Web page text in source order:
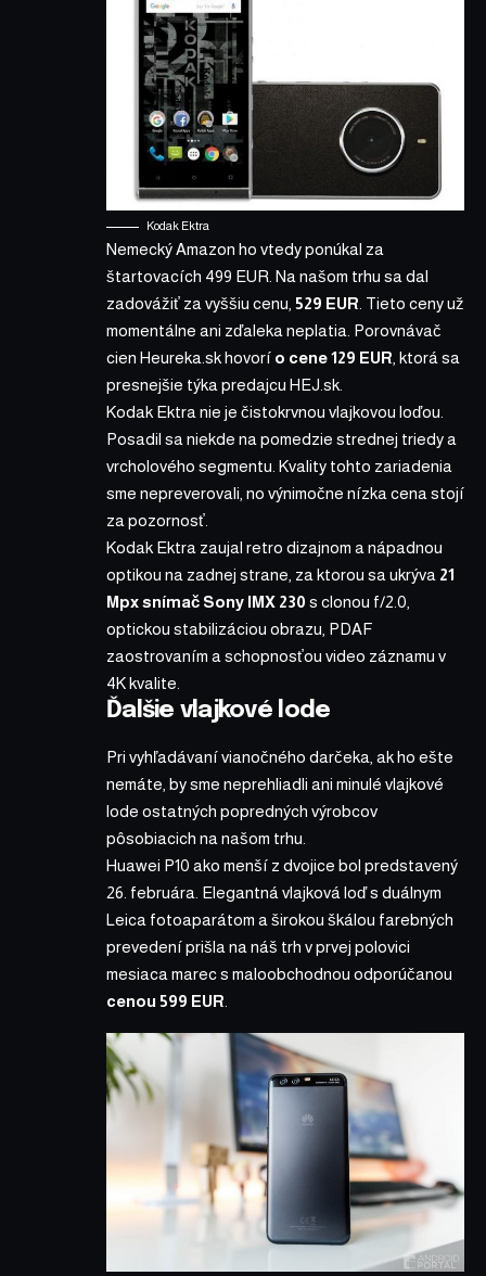
Kodak Ektra
Nemecký Amazon ho vtedy ponúkal za
štartovacích 499 EUR. Na našom trhu sa dal
zadovážiť za vyššiu cenu, 529 EUR . Tieto ceny už
momentálne ani zďaleka neplatia. Porovnávač
cien Heureka.skhovorí o cene 129 EUR , ktorá sa
presnejšie týka predajcu HEJ.sk.
Kodak Ektra nie je čistokrvnou vlajkovou loďou.
Posadil sa niekde na pomedzie strednej triedy a
vrcholového segmentu. Kvality tohto zariadenia
sme nepreverovali, no výnimočne nízka cena stojí
za pozornosť.
Kodak Ektra zaujal retro dizajnom a nápadnou
optikou na zadnej strane, za ktorou sa ukrýva 21
Mpx snímač Sony IMX 230 s clonou f/2.0,
optickou stabilizáciou obrazu, PDAF
zaostrovaním a schopnosťou video záznamu v
4K kvalite.
Ďalšie vlajkové lode
Pri vyhľadávaní vianočného darčeka, ak ho ešte
nemáte, by sme neprehliadli ani minulé vlajkové
lode ostatných popredných výrobcov
pôsobiacich na našom trhu.
Huawei P10 ako menší z dvojice bol predstavený
26. februára. Elegantná vlajková loď s duálnym
Leica fotoaparátom a širokou škálou farebných
prevedení prišla na náš trh v prvej polovici
mesiaca marec s maloobchodnou odporúčanou
cenou 599 EUR